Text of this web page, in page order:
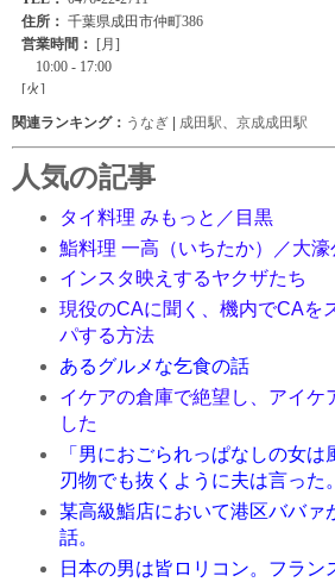
関連ランキング： うなぎ | 成田駅 京成成田駅
人気の記事
タイ料理 みもっと／目黒
鮨料理 一高（いちたか）／大濠
インスタ映えするヤクザたち
現役のCAに聞く、機内でCAを
パする方法
あるグルメな乞食の話
イケアの倉庫で絶望し、アイケ
した
「男におごられっぱなしの女は
刃物でも抜くように夫は言った。
某高級鮨店において港区ババァ
話。
日本の男は皆ロリコン。フラン